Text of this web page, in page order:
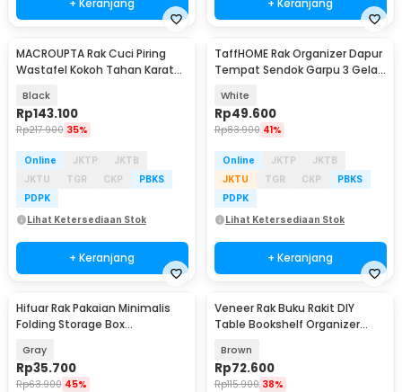
MACROUPTA Rak Cuci Piring
Wastafel Kokoh Tahan Karat
Black
Rp143.100
Rp217.900 35%
Online JKTP
JKTB
JKTU
TGR CKP
PBKS
PDPK
Lihat Ketersediaan Stok
+ Keranjang
TaffHOME Rak Organizer Dapur
Tempat Sendok Garpu 3 Gelas
White
Rp49.600
Rp83.900 41%
Online JKTP
JKTB
JKTU
TGR CKP
PBKS
PDPK
Lihat Ketersediaan Stok
+ Keranjang
Hifuar Rak Pakaian Minimalis
Folding Storage Box
Gray
Rp35.700
Rp63.900 45%
Veneer Rak Buku Rakit DIY
Table Bookshelf Organizer
Brown
Rp72.600
Rp115.900 38%